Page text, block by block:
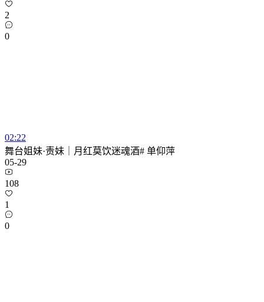
2
0
02:22
舞台姐妹·责妹｜月红莫饮迷魂酒# 单仰萍
05-29
108
1
0